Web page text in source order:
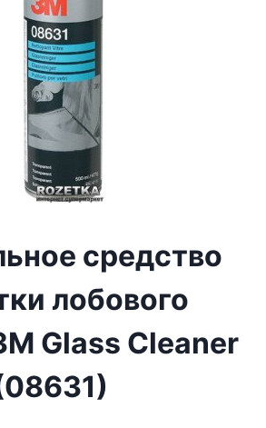
средство
лобового
Glass Cleaner